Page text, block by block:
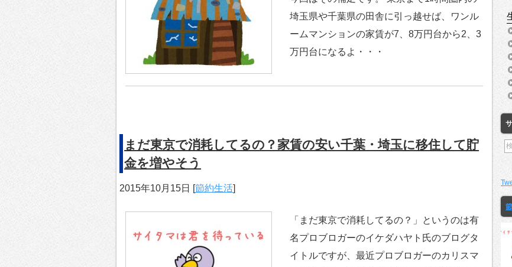
埼玉県や千葉県の田舎に引っ越せば、ワンル
ームマンションの家賃が7、8万円台から2、3
万円台になるよ・・・
まだ東京で消耗してるの？家賃の安い千葉・埼玉に移住して貯
金を増やそう
2015年10月15日 [節約生活]
「まだ東京で消耗してるの？」というのは有
名プロブロガーのイケダハヤト氏のブログタ
イトルですが、最近プロブロガーのカリスマ